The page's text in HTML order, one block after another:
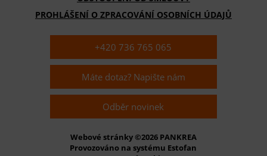
PROHLÁŠENÍ O ZPRACOVÁNÍ OSOBNÍCH ÚDAJŮ
+420 736 765 065
Máte dotaz? Napište nám
Odběr novinek
Webové stránky ©2026 PANKREA
Provozováno na systému Estofan